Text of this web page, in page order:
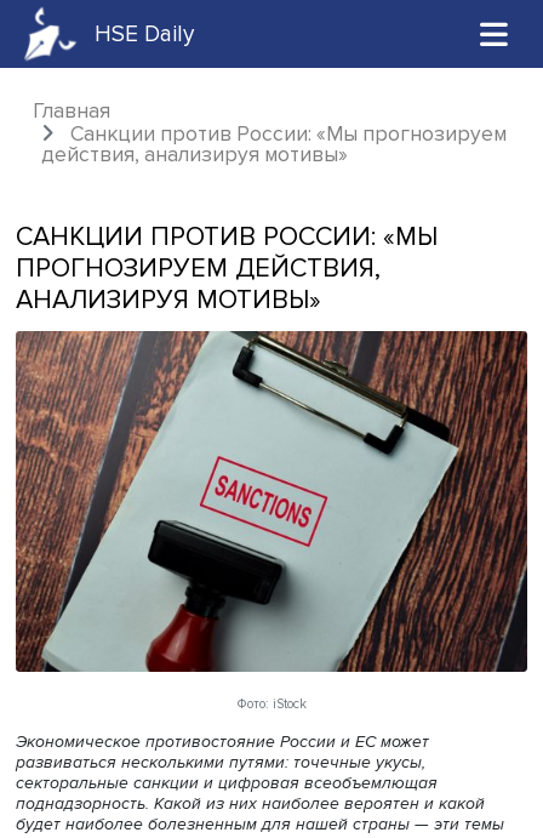
HSE Daily
Главная
Санкции против России: «Мы
САНКЦИИ ПРОТИВ РОССИИ: «МЫ
ПРОГНОЗИРУЕМ ДЕЙСТВИЯ,
АНАЛИЗИРУЯ МОТИВЫ»
Фото: iStock